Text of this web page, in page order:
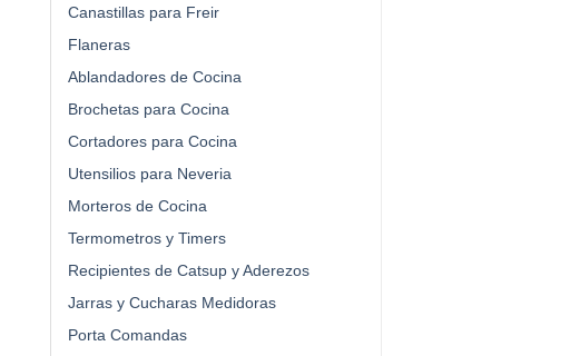
Canastillas para Freir
Flaneras
Ablandadores de Cocina
Brochetas para Cocina
Cortadores para Cocina
Utensilios para Neveria
Morteros de Cocina
Termometros y Timers
Recipientes de Catsup y Aderezos
Jarras y Cucharas Medidoras
Porta Comandas